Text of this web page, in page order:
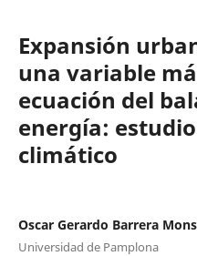
Expansión
una variable
ecuación del
energía:
climático
Oscar Gerardo Barrera
Universidad de Pamplona